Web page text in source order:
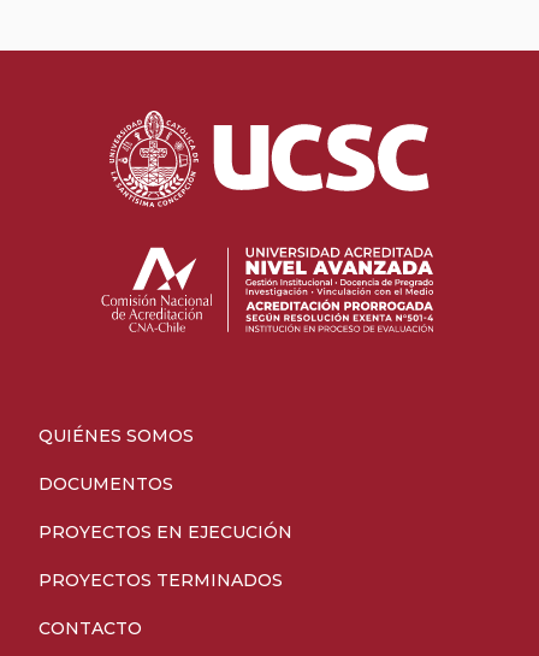
QUIÉNES SOMOS
DOCUMENTOS
PROYECTOS EN EJECUCIÓN
PROYECTOS TERMINADOS
CONTACTO